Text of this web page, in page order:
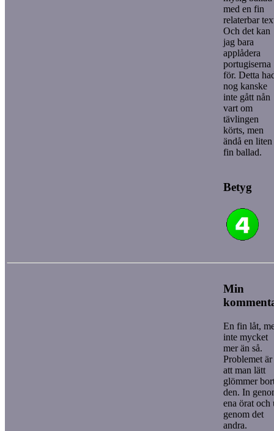
med en fin
relaterbar
Och det kan
jag bara
applådera
portugiserna
för. Detta
nog kanske
inte gått nån
vart om
tävlingen
körts, men
ändå en liten
fin ballad.
Betyg
Min
En fin låt,
inte mycket
mer än så.
Problemet är
att man lätt
glömmer
den. In
ena örat och
genom det
andra.